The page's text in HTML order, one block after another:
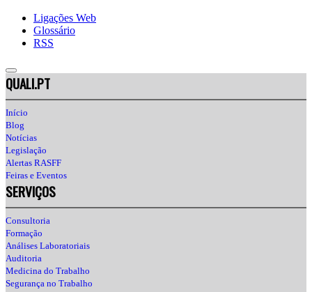
Ligações Web
Glossário
RSS
QUALI.PT
Início
Blog
Notícias
Legislação
Alertas RASFF
Feiras e Eventos
SERVIÇOS
Consultoria
Formação
Análises Laboratoriais
Auditoria
Medicina do Trabalho
Segurança no Trabalho